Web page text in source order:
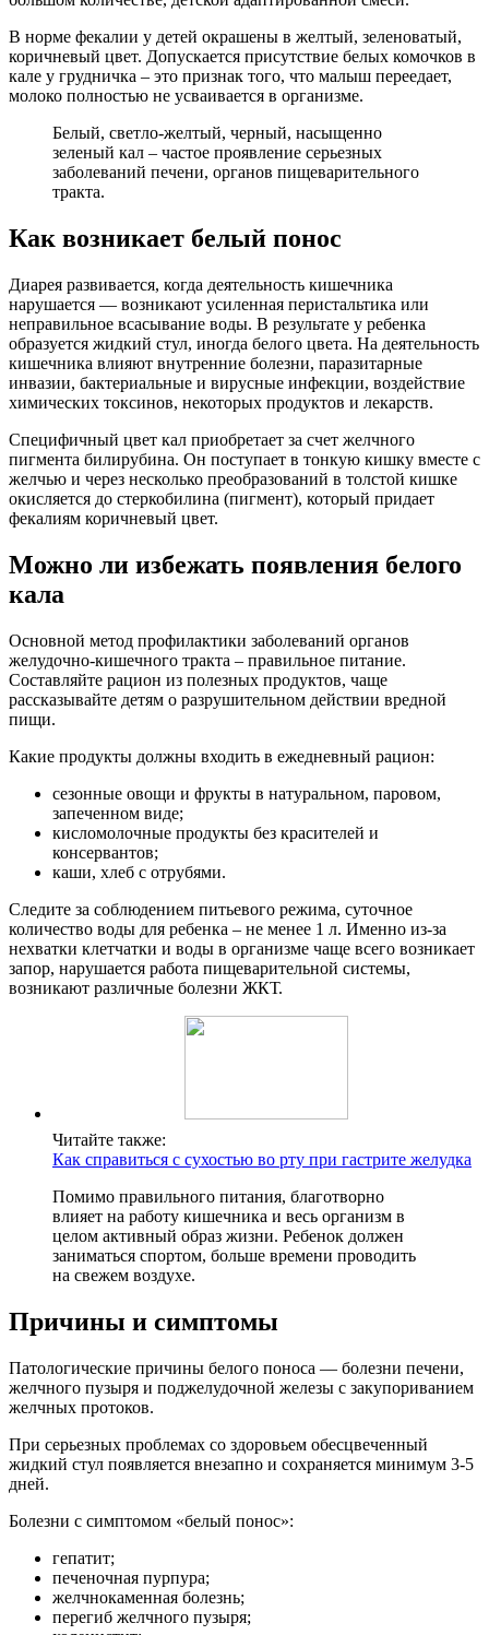
В норме фекалии у детей окрашены в желтый, зеленоватый,
коричневый цвет. Допускается присутствие белых комочков в
кале у грудничка – это признак того, что малыш переедает,
молоко полностью не усваивается в организме.
Белый, светло-желтый, черный, насыщенно
зеленый кал – частое проявление серьезных
заболеваний печени, органов пищеварительного
тракта.
Как возникает белый понос
Диарея развивается, когда деятельность кишечника
нарушается — возникают усиленная перистальтика или
неправильное всасывание воды. В результате у ребенка
образуется жидкий стул, иногда белого цвета. На деятельность
кишечника влияют внутренние болезни, паразитарные
инвазии, бактериальные и вирусные инфекции, воздействие
химических токсинов, некоторых продуктов и лекарств.
Специфичный цвет кал приобретает за счет желчного
пигмента билирубина. Он поступает в тонкую кишку вместе с
желчью и через несколько преобразований в толстой кишке
окисляется до стеркобилина (пигмент), который придает
фекалиям коричневый цвет.
Можно ли избежать появления белого
кала
Основной метод профилактики заболеваний органов
желудочно-кишечного тракта – правильное питание.
Составляйте рацион из полезных продуктов, чаще
рассказывайте детям о разрушительном действии вредной
пищи.
Какие продукты должны входить в ежедневный рацион:
сезонные овощи и фрукты в натуральном, паровом,
запеченном виде;
кисломолочные продукты без красителей и
консервантов;
каши, хлеб с отрубями.
Следите за соблюдением питьевого режима, суточное
количество воды для ребенка – не менее 1 л. Именно из-за
нехватки клетчатки и воды в организме чаще всего возникает
запор, нарушается работа пищеварительной системы,
возникают различные болезни ЖКТ.
Читайте также:
Как справиться с сухостью во рту при гастрите желудка
Помимо правильного питания, благотворно
влияет на работу кишечника и весь организм в
целом активный образ жизни. Ребенок должен
заниматься спортом, больше времени проводить
на свежем воздухе.
Причины и симптомы
Патологические причины белого поноса — болезни печени,
желчного пузыря и поджелудочной железы с закупориванием
желчных протоков.
При серьезных проблемах со здоровьем обесцвеченный
жидкий стул появляется внезапно и сохраняется минимум 3-5
дней.
Болезни с симптомом «белый понос»:
гепатит;
печеночная пурпура;
желчнокаменная болезнь;
перегиб желчного пузыря;